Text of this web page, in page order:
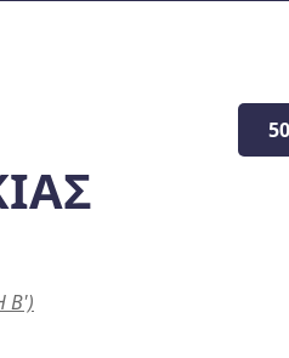
Β')